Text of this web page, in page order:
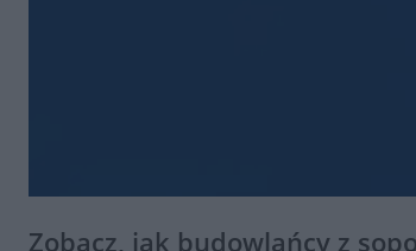
Zobacz, jak budowlańcy z